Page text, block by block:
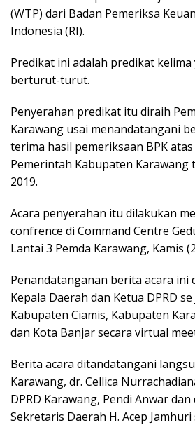
(WTP) dari Badan Pemeriksa
Indonesia (RI).
Predikat ini adalah predikat kelima
berturut-turut.
Penyerahan predikat itu diraih
Karawang usai menandatangani
terima hasil pemeriksaan BPK
Pemerintah Kabupaten Karawang
2019.
Acara penyerahan itu dilakukan
confrence di Command Centre
Lantai 3 Pemda Karawang, Kamis
Penandatanganan berita acara ini
Kepala Daerah dan Ketua DPRD
Kabupaten Ciamis, Kabupaten
dan Kota Banjar secara virtual
Berita acara ditandatangani
Karawang, dr. Cellica
DPRD Karawang, Pendi Anwar
Sekretaris Daerah H. Acep